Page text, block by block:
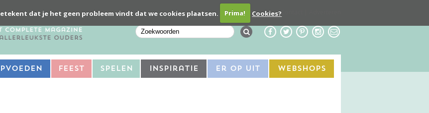
dat je het geen probleem vindt dat we cookies plaatsen. Prima! Cookies?Contact
Feest Spelen Inspiratie Er Op Uit Webshops